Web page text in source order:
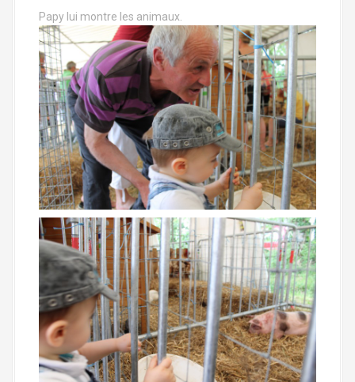
Papy lui montre les animaux.